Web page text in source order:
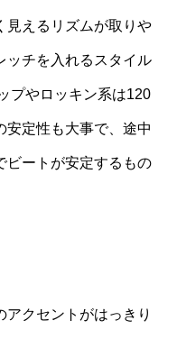
見えるリズムが取りや
ッチを入れるスタイル
プやロッキン系は120
安定性も大事で、途中
ビートが安定するもの
アクセントがはっきり